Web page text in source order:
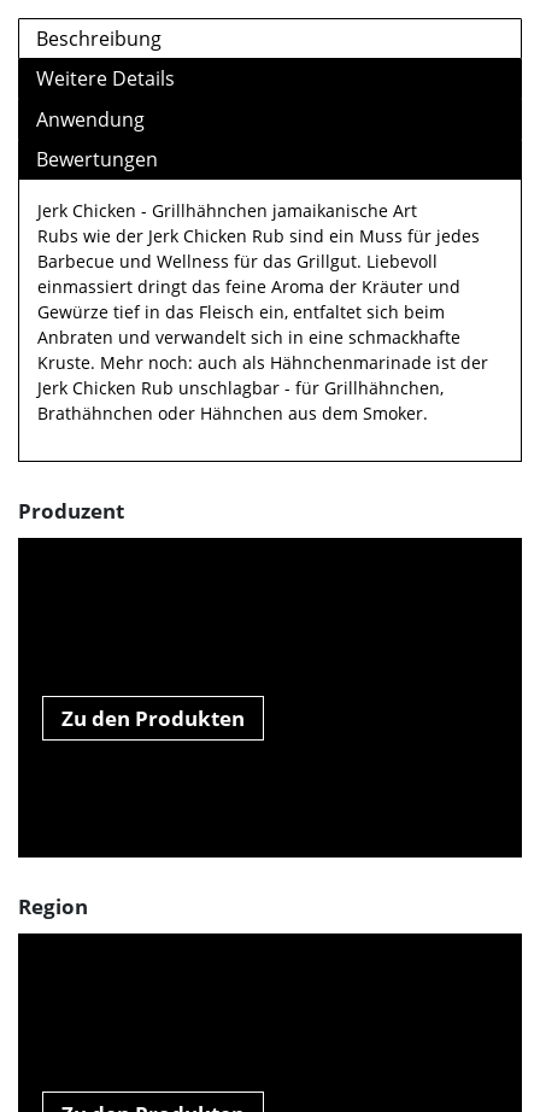
Beschreibung
Weitere Details
Anwendung
Bewertungen
Jerk Chicken - Grillhähnchen jamaikanische Art
Rubs wie der Jerk Chicken Rub sind ein Muss für jedes
Barbecue und Wellness für das Grillgut. Liebevoll
einmassiert dringt das feine Aroma der Kräuter und
Gewürze tief in das Fleisch ein, entfaltet sich beim
Anbraten und verwandelt sich in eine schmackhafte
Kruste. Mehr noch: auch als Hähnchenmarinade ist der
Jerk Chicken Rub unschlagbar - für Grillhähnchen,
Brathähnchen oder Hähnchen aus dem Smoker.
Produzent
Zu den Produkten
Region